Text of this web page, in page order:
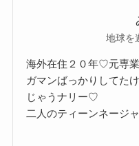
地球を
海外在住２０年♡元専
ガマンばっかりしてた
じゃうナリー♡
二人のティーンネージ